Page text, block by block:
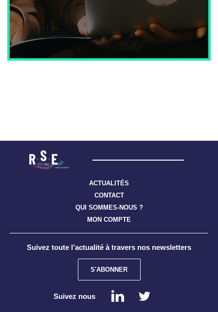
ACTUALITÉS
CONTACT
QUI SOMMES-NOUS ?
MON COMPTE
Suivez toute l’actualité à travers nos newsletters
S'ABONNER